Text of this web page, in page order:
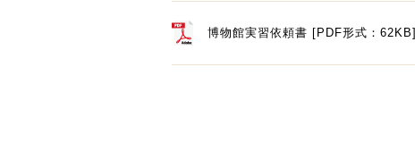
博物館実習依頼書 [PDF形式：62KB]